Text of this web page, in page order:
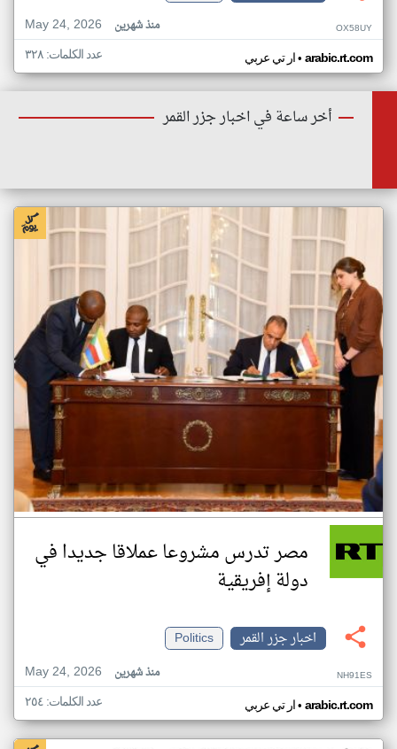
May 24, 2026
منذ شهرين OX58UY
ار تي عربي• arabic.rt.com عدد الكلمات: ٣٢٨
أخر ساعة في اخبار جزر القمر
مصر تدرس مشروعا عملاقا جديدا في
دولة إفريقية
اخبار جزر القمر
Politics
May 24, 2026
منذ شهرين NH91ES
ار تي عربي• arabic.rt.com عدد الكلمات: ٢٥٤